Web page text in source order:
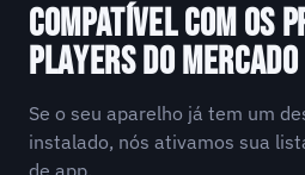
COMPATÍVEL COM OS
PLAYERS DO MERCADO
Se o seu aparelho já tem um
instalado, nós ativamos sua